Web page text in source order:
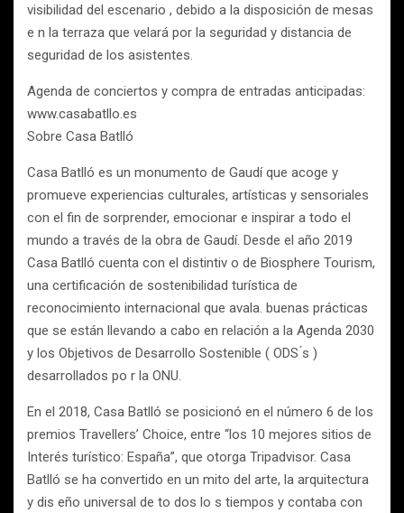
visibilidad del escenario , debido a la disposición de mesas
e n la terraza que velará por la seguridad y distancia de
seguridad de los asistentes.
Agenda de conciertos y compra de entradas anticipadas:
www.casabatllo.es
Sobre Casa Batlló
Casa Batlló es un monumento de Gaudí que acoge y
promueve experiencias culturales, artísticas y sensoriales
con el fin de sorprender, emocionar e inspirar a todo el
mundo a través de la obra de Gaudí. Desde el año 2019
Casa Batlló cuenta con el distintiv o de Biosphere Tourism,
una certificación de sostenibilidad turística de
reconocimiento internacional que avala. buenas prácticas
que se están llevando a cabo en relación a la Agenda 2030
y los Objetivos de Desarrollo Sostenible ( ODS ́s )
desarrollados po r la ONU.
En el 2018, Casa Batlló se posicionó en el número 6 de los
premios Travellers’ Choice, entre “los 10 mejores sitios de
Interés turístico: España”, que otorga Tripadvisor. Casa
Batlló se ha convertido en un mito del arte, la arquitectura
y dis eño universal de to dos lo s tiempos y contaba con